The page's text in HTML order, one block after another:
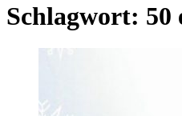
Schlagwort: 50